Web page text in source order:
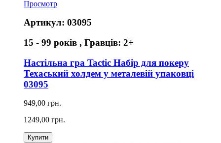
Просмотр
Артикул: 03095
15 - 99 років , Гравців: 2+
Настільна гра Tactic Набір для покеру
Техаський холдем у металевій упаковці
03095
949,00 грн.
1249,00 грн.
Купити